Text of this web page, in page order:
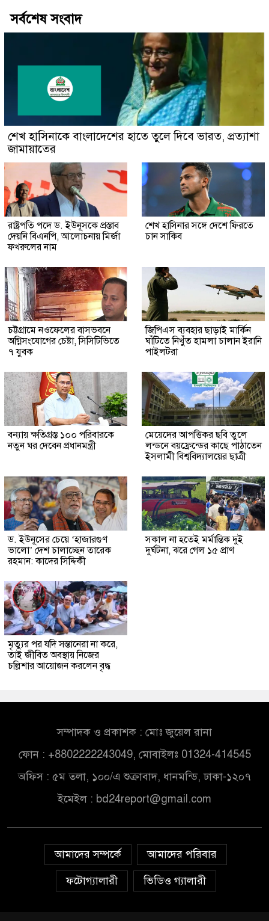
সর্বশেষ সংবাদ
শেখ হাসিনাকে বাংলাদেশের হাতে তুলে দিবে ভারত, প্রত্যাশা
জামায়াতের
রাষ্ট্রপতি পদে ড. ইউনূসকে প্রস্তাব
দেয়নি বিএনপি, আলোচনায় মির্জা
ফখরুলের নাম
শেখ হাসিনার সঙ্গে দেশে ফিরতে
চান সাকিব
চট্টগ্রামে নওফেলের বাসভবনে
অগ্নিসংযোগের চেষ্টা, সিসিটিভিতে
৭ যুবক
জিপিএস ব্যবহার ছাড়াই মার্কিন
ঘাঁটিতে নিখুঁত হামলা চালান ইরানি
পাইলটরা
বন্যায় ক্ষতিগ্রস্ত ১০০ পরিবারকে
নতুন ঘর দেবেন প্রধানমন্ত্রী
মেয়েদের আপত্তিকর ছবি তুলে
লন্ডনে বয়ফ্রেন্ডের কাছে পাঠাতেন
ইসলামী বিশ্ববিদ্যালয়ের ছাত্রী
ড. ইউনূসের চেয়ে ‘হাজারগুণ
ভালো’ দেশ চালাচ্ছেন তারেক
রহমান: কাদের সিদ্দিকী
সকাল না হতেই মর্মান্তিক দুই
দুর্ঘটনা, ঝরে গেল ১৫ প্রাণ
মৃত্যুর পর যদি সন্তানেরা না করে,
তাই জীবিত অবস্থায় নিজের
চল্লিশার আয়োজন করলেন বৃদ্ধ
সম্পাদক ও প্রকাশক : মোঃ জুয়েল রানা
ফোন : +8802222243049, মোবাইলঃ 01324-414545
অফিস : ৫ম তলা, ১০০/এ শুক্রাবাদ, ধানমন্ডি, ঢাকা-১২০৭
ইমেইল : bd24report@gmail.com
আমাদের সম্পর্কে
আমাদের পরিবার
ফটোগ্যালারী
ভিডিও গ্যালারী